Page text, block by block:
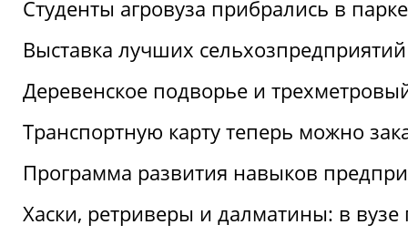
Студенты агровуза прибрались в
Выставка лучших
Деревенское подворье и
Транспортную карту теперь можно
Программа развития навыков
Хаски, ретриверы и далматины: в вузе